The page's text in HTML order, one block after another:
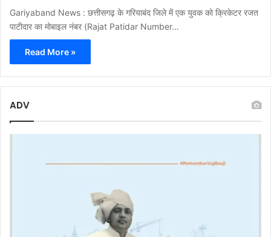
Gariyaband News : छत्तीसगढ़ के गरियाबंद जिले में एक युवक को क्रिकेटर रजत
पाटीदार का मोबाइल नंबर (Rajat Patidar Number…
Read More »
ADV